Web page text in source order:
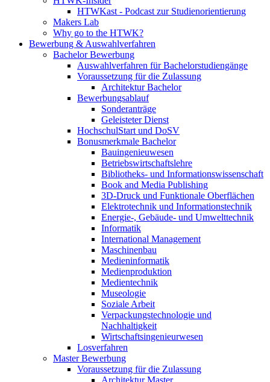
HTWKast - Podcast zur Studienorientierung
Makers Lab
Why go to the HTWK?
Bewerbung & Auswahlverfahren
Bachelor Bewerbung
Auswahlverfahren für Bachelorstudiengänge
Voraussetzung für die Zulassung
Architektur Bachelor
Bewerbungsablauf
Sonderanträge
Geleisteter Dienst
HochschulStart und DoSV
Bonusmerkmale Bachelor
Bauingenieuwesen
Betriebswirtschaftslehre
Bibliotheks- und Informationswissenschaft
Book and Media Publishing
3D-Druck und Funktionale Oberflächen
Elektrotechnik und Informationstechnik
Energie-, Gebäude- und Umwelttechnik
Informatik
International Management
Maschinenbau
Medieninformatik
Medienproduktion
Medientechnik
Museologie
Soziale Arbeit
Verpackungstechnologie und
Nachhaltigkeit
Wirtschaftsingenieurwesen
Losverfahren
Master Bewerbung
Voraussetzung für die Zulassung